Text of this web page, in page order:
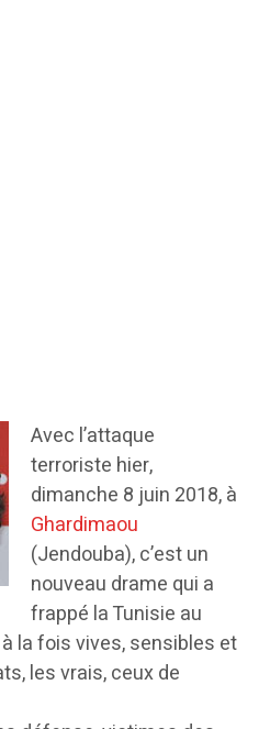
Avec l’attaque
terroriste hier,
dimanche 8 juin 2018, à
Ghardimaou
(Jendouba), c’est un
nouveau drame qui a
frappé la Tunisie au
la fois vives, sensibles et
les vrais, ceux de